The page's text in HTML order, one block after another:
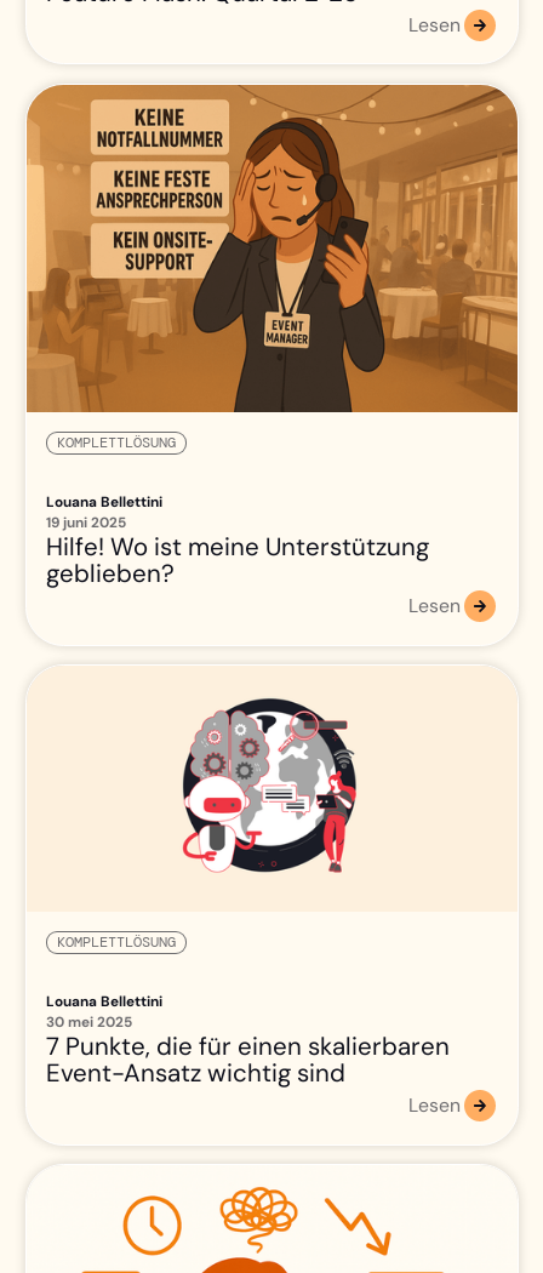
Lesen
KOMPLETTLÖSUNG
Louana Bellettini
19 juni 2025
Hilfe! Wo ist meine Unterstützung
geblieben?
Lesen
KOMPLETTLÖSUNG
Louana Bellettini
30 mei 2025
7 Punkte, die für einen skalierbaren
Event-Ansatz wichtig sind
Lesen